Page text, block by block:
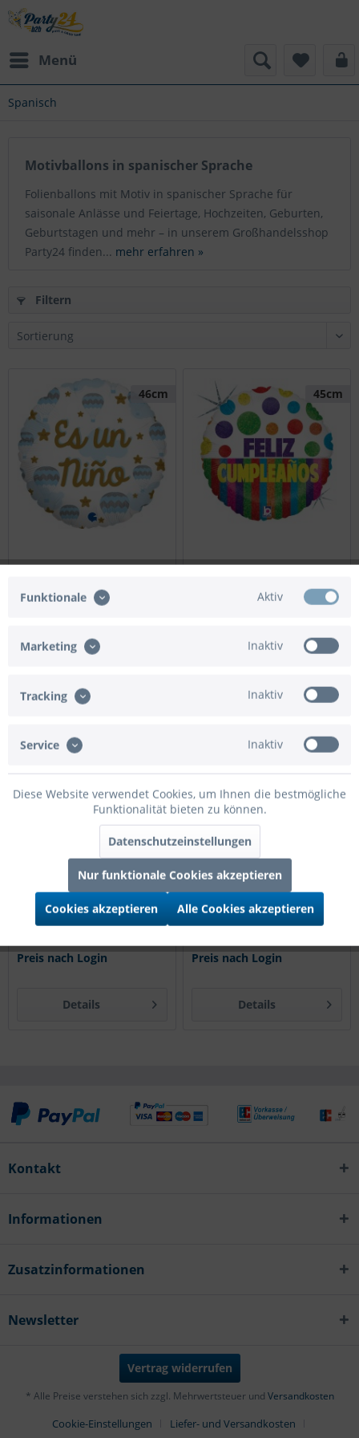
Menü
Spanisch
Motivballons in spanischer Sprache
Folienballons mit Motiv in spanischer Sprache für
saisonale Anlässe und Feiertage, Hochzeiten, Geburten,
Geburtstagen und mehr – in unserem Großhandelsshop
Party24 finden... mehr erfahren »
Filtern
46cm
Es un Nino 46cm/18"
45cm
Cumpleaños Bolas y Franjas
Holo 45cm/18"
Betallic Folienballon Feliz
Cumpleaños Flor y Franjas
Preis nach Login
Details
Betallic Folienballon Feliz
Cumpleaños Globos Holo
Preis nach Login
Details
Kontakt
Informationen
Zusatzinformationen
Newsletter
Vertrag widerrufen
* Alle Preise verstehen sich zzgl. Mehrwertsteuer und Versandkosten
Cookie-Einstellungen Liefer- und Versandkosten
Funktionale Aktiv
Marketing Inaktiv
Tracking Inaktiv
Service Inaktiv
Diese Website verwendet Cookies, um Ihnen die bestmögliche
Funktionalität bieten zu können.
Datenschutzeinstellungen
Nur funktionale Cookies akzeptieren
Cookies akzeptieren Alle Cookies akzeptieren